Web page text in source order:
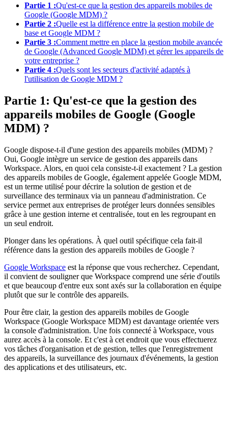
Partie 1 :Qu'est-ce que la gestion des appareils mobiles de
Google (Google MDM) ?
Partie 2 :Quelle est la différence entre la gestion mobile de
base et Google MDM ?
Partie 3 :Comment mettre en place la gestion mobile avancée
de Google (Advanced Google MDM) et gérer les appareils de
votre entreprise ?
Partie 4 :Quels sont les secteurs d'activité adaptés à
l'utilisation de Google MDM ?
Partie 1: Qu'est-ce que la gestion des
appareils mobiles de Google (Google
MDM) ?
Google dispose-t-il d'une gestion des appareils mobiles (MDM) ?
Oui, Google intègre un service de gestion des appareils dans
Workspace. Alors, en quoi cela consiste-t-il exactement ? La gestion
des appareils mobiles de Google, également appelée Google MDM,
est un terme utilisé pour décrire la solution de gestion et de
surveillance des terminaux via un panneau d'administration. Ce
service permet aux entreprises de protéger leurs données sensibles
grâce à une gestion interne et centralisée, tout en les regroupant en
un seul endroit.
Plonger dans les opérations. À quel outil spécifique cela fait-il
référence dans la gestion des appareils mobiles de Google ?
Google Workspace est la réponse que vous recherchez. Cependant,
il convient de souligner que Workspace comprend une série d'outils
et que beaucoup d'entre eux sont axés sur la collaboration en équipe
plutôt que sur le contrôle des appareils.
Pour être clair, la gestion des appareils mobiles de Google
Workspace (Google Workspace MDM) est davantage orientée vers
la console d'administration. Une fois connecté à Workspace, vous
aurez accès à la console. Et c'est à cet endroit que vous effectuerez
vos tâches d'organisation et de gestion, telles que l'enregistrement
des appareils, la surveillance des journaux d'événements, la gestion
des applications et des utilisateurs, etc.